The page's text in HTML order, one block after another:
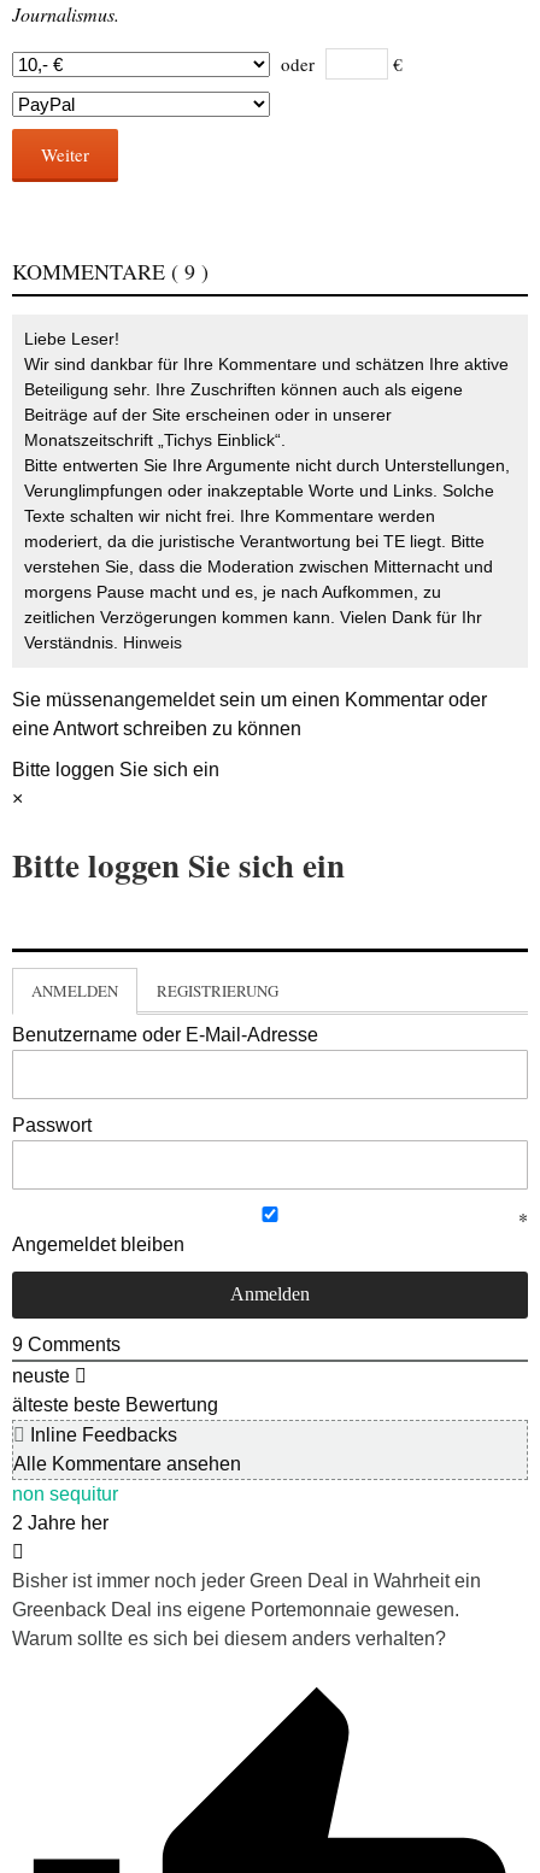
Journalismus.
oder €
Weiter
KOMMENTARE ( 9 )
Liebe Leser!
Wir sind dankbar für Ihre Kommentare und schätzen Ihre aktive
Beteiligung sehr. Ihre Zuschriften können auch als eigene
Beiträge auf der Site erscheinen oder in unserer
Monatszeitschrift „Tichys Einblick“.
Bitte entwerten Sie Ihre Argumente nicht durch Unterstellungen,
Verunglimpfungen oder inakzeptable Worte und Links. Solche
Texte schalten wir nicht frei. Ihre Kommentare werden
moderiert, da die juristische Verantwortung bei TE liegt. Bitte
verstehen Sie, dass die Moderation zwischen Mitternacht und
morgens Pause macht und es, je nach Aufkommen, zu
zeitlichen Verzögerungen kommen kann. Vielen Dank für Ihr
Verständnis. Hinweis
Sie müssenangemeldetsein um einen Kommentar oder
eine Antwort schreiben zu können
Bitte loggen Sie sich ein
×
Bitte loggen Sie sich ein
ANMELDEN REGISTRIERUNG
Benutzername oder E-Mail-Adresse
Passwort
Angemeldet bleiben
9 Comments
neuste
älteste beste Bewertung
Inline Feedbacks
Alle Kommentare ansehen
non sequitur
2 Jahre her
Bisher ist immer noch jeder Green Deal in Wahrheit ein
Greenback Deal ins eigene Portemonnaie gewesen.
Warum sollte es sich bei diesem anders verhalten?